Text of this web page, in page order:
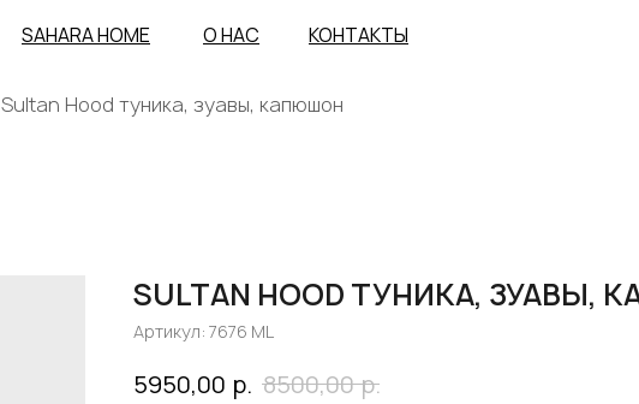
КОНТАКТЫ
О НАС
SAHARA HOME
Sultan Hood туника, зуавы, капюшон
SULTAN HOOD ТУНИКА, ЗУАВЫ,
Артикул: 7676 МL
5950,00 р. 8500,00 р.